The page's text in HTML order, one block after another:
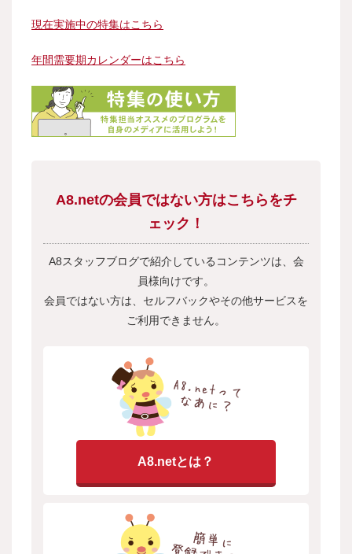
現在実施中の特集はこちら
年間需要期カレンダーはこちら
A8.netの会員ではない方はこちらをチ
ェック！
A8スタッフブログで紹介しているコンテンツは、会
員様向けです。
会員ではない方は、セルフバックやその他サービスを
ご利用できません。
A8.netとは？